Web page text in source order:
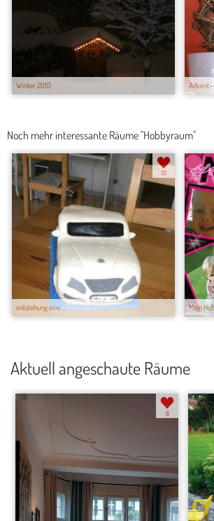
Winter 2010 Advent-
Noch mehr interessante Räume "Hobbyraum"
entstehung eine...
33
Mein
Aktuell angeschaute Räume
6